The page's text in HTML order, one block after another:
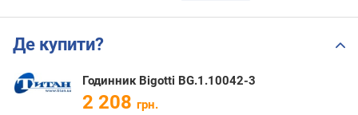
Де купити?
Годинник Bigotti BG.1.10042-3
2 208 грн.